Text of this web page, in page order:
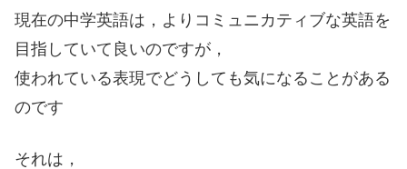
現在の中学英語は，よりコミュニカティブな英語を
目指していて良いのですが，
使われている表現でどうしても気になることがある
のです
それは，